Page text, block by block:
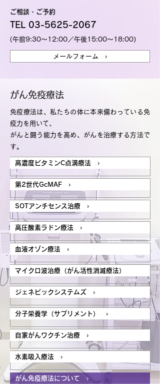
ご相談・ご予約
TEL 03-5625-2067
（午前9:30～12:00／午後15:00～18:00）
メールフォーム ›
がん免疫療法
免疫療法は、私たちの体に本来備わっている免
疫力を用いて、
がんと闘う能力を高め、がんを治療する方法で
す。
高濃度ビタミンC点滴療法 ›
第2世代GcMAF ›
SOTアンチセンス治療 ›
高圧酸素ラドン療法 ›
血液オゾン療法 ›
マイクロ波治療（がん活性消滅療法）
ジェネピックシステムズ ›
分子栄養学（サプリメント） ›
自家がんワクチン治療 ›
水素吸入療法 ›
がん免疫療法について ›